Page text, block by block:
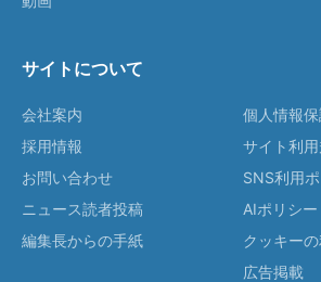
サイトについて
会社案内
採用情報
お問い合わせ
ニュース読者投稿
編集長からの手紙
個人情報
サイト利
SNS利用
AIポリシー
クッキー
広告掲載